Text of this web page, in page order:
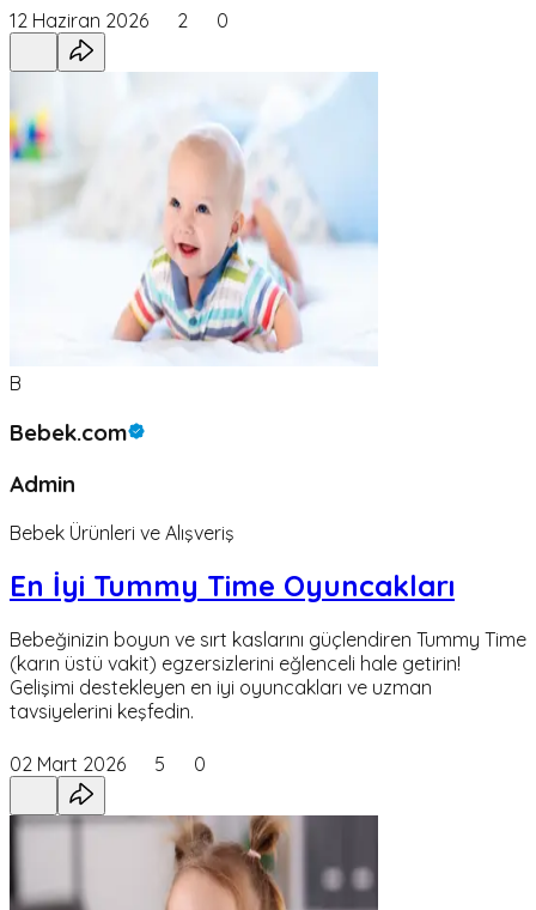
12 Haziran 2026 2 0
B
Bebek.com
Admin
Bebek Ürünleri ve Alışveriş
En İyi Tummy Time Oyuncakları
Bebeğinizin boyun ve sırt kaslarını güçlendiren Tummy Time
(karın üstü vakit) egzersizlerini eğlenceli hale getirin!
Gelişimi destekleyen en iyi oyuncakları ve uzman
tavsiyelerini keşfedin.
02 Mart 2026 5 0